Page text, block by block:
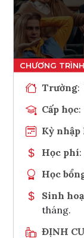
Trường:
Cấp học:
Kỳ nhập
Học phí:
Học
Sinh
tháng.
ĐỊNH CƯ